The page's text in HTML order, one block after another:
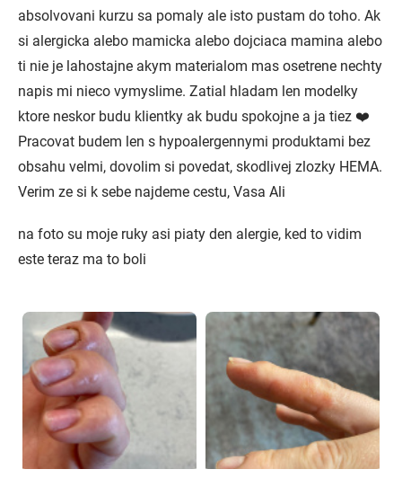
absolvovani kurzu sa pomaly ale isto pustam do toho. Ak
si alergicka alebo mamicka alebo dojciaca mamina alebo
ti nie je lahostajne akym materialom mas osetrene nechty
napis mi nieco vymyslime. Zatial hladam len modelky
ktore neskor budu klientky ak budu spokojne a ja tiez ❤️
Pracovat budem len s hypoalergennymi produktami bez
obsahu velmi, dovolim si povedat, skodlivej zlozky HEMA.
Verim ze si k sebe najdeme cestu, Vasa Ali
na foto su moje ruky asi piaty den alergie, ked to vidim
este teraz ma to boli